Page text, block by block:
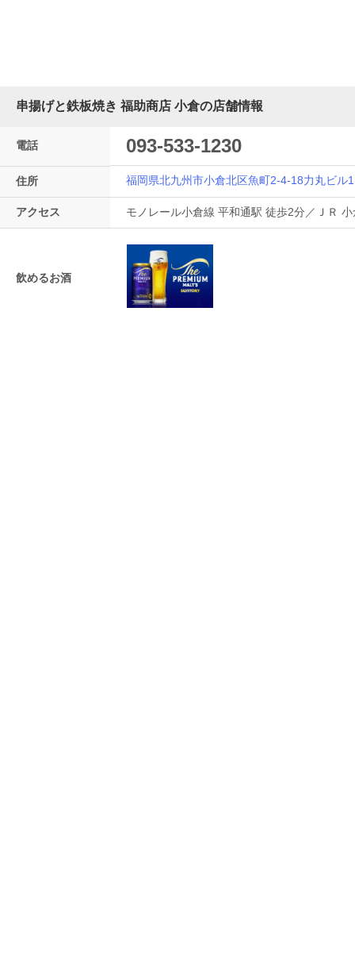
串揚げと鉄板焼き 福助商店 小倉の店舗情報
電話 093-533-1230
住所 福岡県北九州市小倉北区魚町2-4-18力丸ビル
アクセス モノレール小倉線 平和通駅 徒歩2分／ＪＲ
飲めるお酒